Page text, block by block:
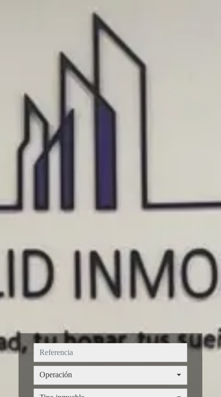
Operación
Operación
Tipo inmueble